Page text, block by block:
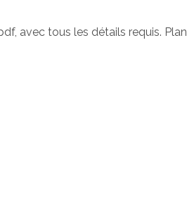
avec tous les détails requis. Plan